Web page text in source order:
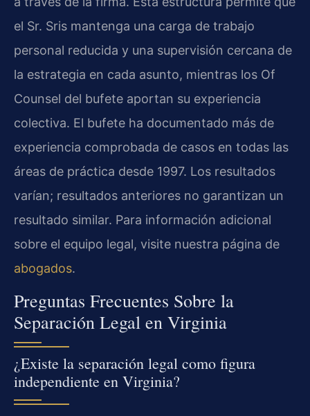
el Sr. Sris mantenga una carga de trabajo
personal reducida y una supervisión cercana de
la estrategia en cada asunto, mientras los Of
Counsel del bufete aportan su experiencia
colectiva. El bufete ha documentado más de
experiencia comprobada de casos en todas las
áreas de práctica desde 1997. Los resultados
varían; resultados anteriores no garantizan un
resultado similar. Para información adicional
sobre el equipo legal, visite nuestra página de
abogados.
Preguntas Frecuentes Sobre la
Separación Legal en Virginia
¿Existe la separación legal como figura
independiente en Virginia?